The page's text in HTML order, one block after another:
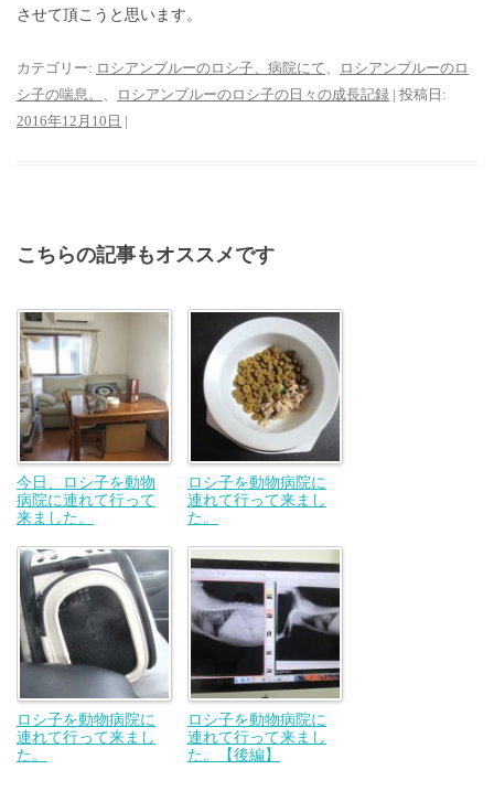
させて頂こうと思います。
カテゴリー: ロシアンブルーのロシ子、病院にて
ロシアンブルーのロ
シ子の喘息。
ロシアンブルーのロシ子の日々の成長記録 | 投稿日:
2016年12月10日 |
こちらの記事もオススメです
今日、ロシ子を動物
病院に連れて行って
来ました。
ロシ子を動物病院に
連れて行って来まし
た。
ロシ子を動物病院に
連れて行って来まし
た。
ロシ子を動物病院に
連れて行って来まし
た。【後編】